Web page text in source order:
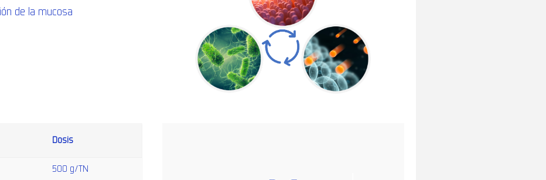
de la mucosa
Dosis
500 g/TN